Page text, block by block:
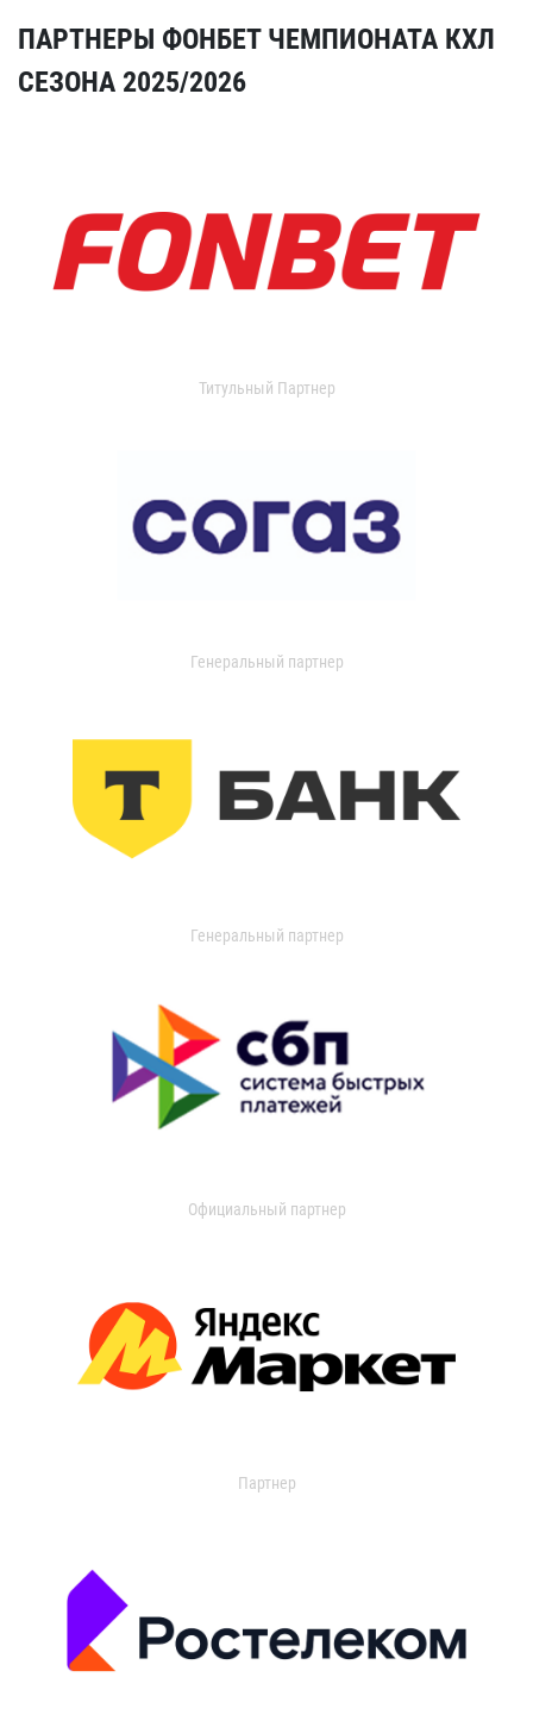
ПАРТНЕРЫ ФОНБЕТ ЧЕМПИОНАТА КХЛ
СЕЗОНА 2025/2026
Титульный Партнер
Генеральный партнер
Генеральный партнер
Официальный партнер
Партнер